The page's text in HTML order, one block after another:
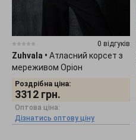
0 відгуків
Zuhvala • Атласний корсет з
мереживом Оріон
Роздрібна ціна:
3312 грн.
Оптова ціна:
Дізнатись оптову ціну